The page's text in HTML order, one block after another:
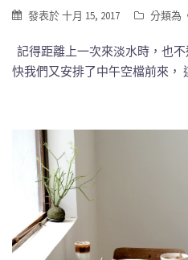
發表於十月 15, 2017 分類為
記得距離上一次來淡水時，也
快我們又安排了中午空檔前來，